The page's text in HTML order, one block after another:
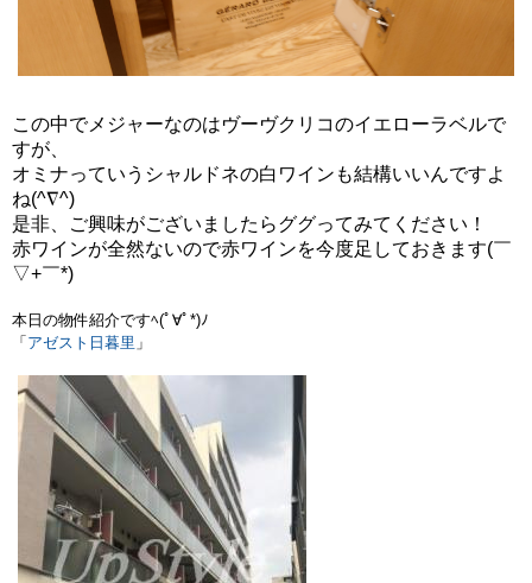
この中でメジャーなのはヴーヴクリコのイエローラベルで
すが、
オミナっていうシャルドネの白ワインも結構いいんですよ
ね(^∇^)
是非、ご興味がございましたらググってみてください！
赤ワインが全然ないので赤ワインを今度足しておきます(￣
▽+￣*)
本日の物件紹介ですﾍ(ﾟ∀ﾟ*)ﾉ
「 アゼスト日暮里 」